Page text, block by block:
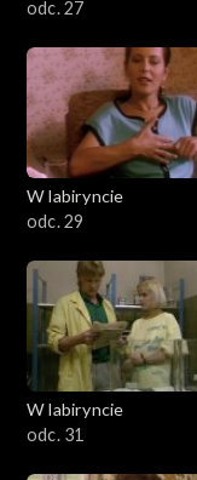
odc. 27
W labiryncie
odc. 29
W labiryncie
odc. 31